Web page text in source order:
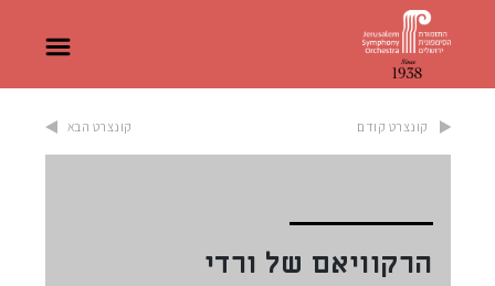
קונצרט קודם קונצרט הבא
הרקוויאם של ורדי